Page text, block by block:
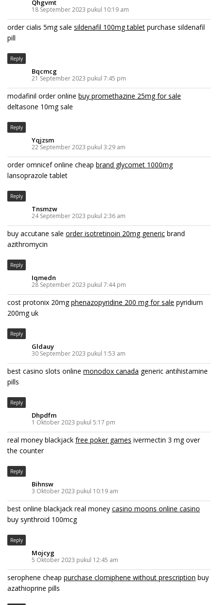
Qhgvmt
18 September 2023 pukul 10:19 am
order cialis 5mg sale sildenafil 100mg tablet purchase sildenafil
pill
Reply
Bqcmcg
21 September 2023 pukul 7:45 pm
modafinil order online buy promethazine 25mg for sale
deltasone 10mg sale
Reply
Yqjzsm
22 September 2023 pukul 3:29 am
order omnicef online cheap brand glycomet 1000mg
lansoprazole tablet
Reply
Tnsmzw
24 September 2023 pukul 2:36 am
buy accutane sale order isotretinoin 20mg generic brand
azithromycin
Reply
Iqmedn
28 September 2023 pukul 7:44 pm
cost protonix 20mgphenazopyridine 200 mg for sale pyridium
200mg uk
Reply
Gldauy
30 September 2023 pukul 1:53 am
best casino slots online monodox canada generic antihistamine
pills
Reply
Dhpdfm
1 Oktober 2023 pukul 5:17 pm
real money blackjack free poker games ivermectin 3 mg over
the counter
Reply
Bihnsw
3 Oktober 2023 pukul 10:19 am
best online blackjack real money casino moons online casino
buy synthroid 100mcg
Reply
Mojcyg
5 Oktober 2023 pukul 12:45 am
serophene cheap purchase clomiphene without prescription buy
azathioprine pills